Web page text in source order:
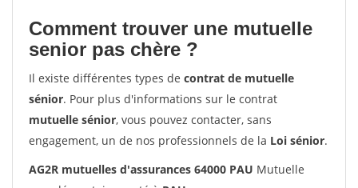
Comment trouver une mutuelle
senior pas chère ?
Il existe différentes types de contrat de mutuelle
sénior. Pour plus d'informations sur le contrat
mutuelle sénior, vous pouvez contacter, sans
engagement, un de nos professionnels de la Loi sénior.
AG2R mutuelles d'assurances 64000 PAU Mutuelle